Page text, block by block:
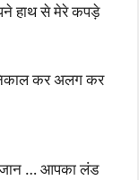
हाथ से मेरे कपड़े
कर अलग कर
जान … आपका लंड